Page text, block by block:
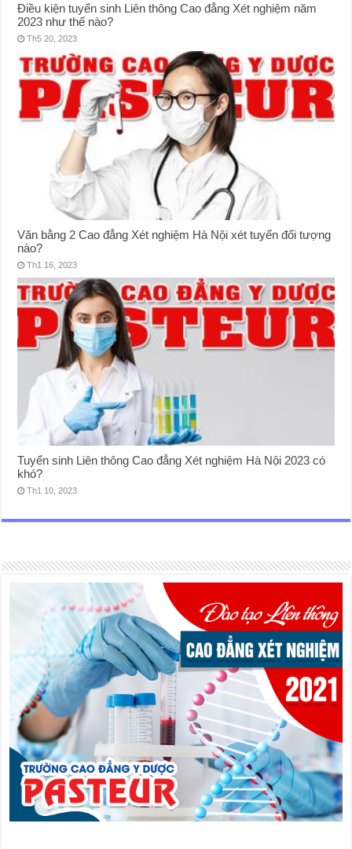
Điều kiện tuyển sinh Liên thông Cao đẳng Xét nghiệm năm
2023 như thế nào?
Th5 20, 2023
Văn bằng 2 Cao đẳng Xét nghiệm Hà Nội xét tuyển đối tượng
nào?
Th1 16, 2023
Tuyển sinh Liên thông Cao đẳng Xét nghiệm Hà Nội 2023 có
khó?
Th1 10, 2023